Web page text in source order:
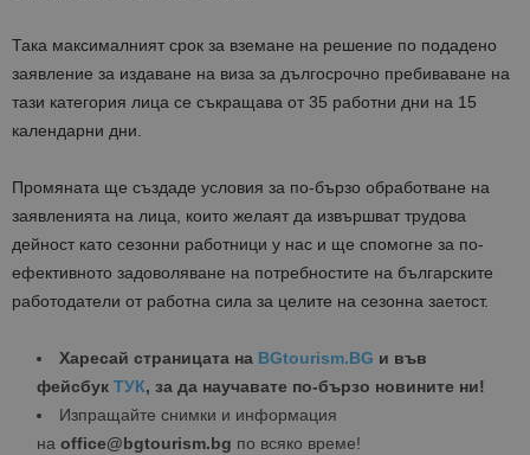
Така максималният срок за вземане на решение по подадено
заявление за издаване на виза за дългосрочно пребиваване на
тази категория лица се съкращава от 35 работни дни на 15
календарни дни.
Промяната ще създаде условия за по-бързо обработване на
заявленията на лица, които желаят да извършват трудова
дейност като сезонни работници у нас и ще спомогне за по-
ефективното задоволяване на потребностите на българските
работодатели от работна сила за целите на сезонна заетост.
Харесай страницата на BGtourism.BG и във
фейсбук ТУК, за да научавате по-бързо новините ни!
Изпращайте снимки и информация
на office@bgtourism.bg по всяко време!